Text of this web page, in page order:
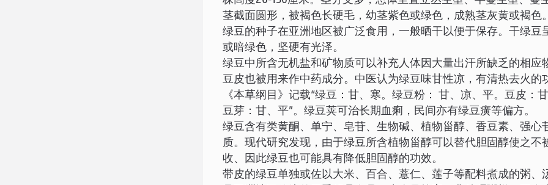
茎截面圆形，被褐色长硬毛，幼茎紫色或绿色，成熟茎灰黄或褐色
绿豆的种子在亚洲地区被广泛食用，一般晒干以便于保存。干绿豆
或暗绿色，坚硬有光泽。
绿豆中所含无机盐和矿物质可以补充人体因大量出汗所缺乏的相应
豆皮也被用来作中药成分。中医认为绿豆味甘性凉，有清热去火的
《本草纲目》记载“绿豆：甘、寒。绿豆粉： 甘、凉、平。豆皮：
豆芽：甘、平”。绿豆荚可治长期血痢，民间亦有绿豆癀等偏方。
绿豆含有类黄酮、单宁、皂苷、生物碱、植物甾醇、香豆素、强心
质。现代研究发现，由于绿豆所含植物甾醇可以替代胆固醇使之不
收、因此绿豆也可能具有降低胆固醇的功效。
带皮的绿豆单独或佐以大米、百合、薏仁、莲子等配料煮成的粥、